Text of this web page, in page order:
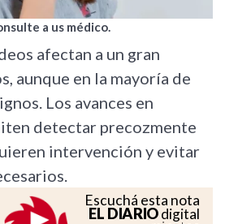
a us médico.
afectan a un gran
aunque en la mayoría de
Los avances en
detectar precozmente
intervención y evitar
Escuchá esta nota
EL DIARIOdigital